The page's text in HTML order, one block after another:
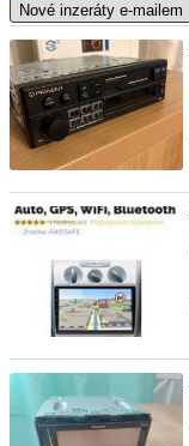
Nové inzeráty e-mailem